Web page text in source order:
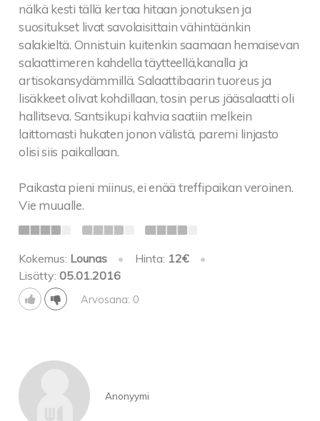
nälkä kesti tällä kertaa hitaan jonotuksen ja
suositukset livat savolaisittain vähintäänkin
salakieltä. Onnistuin kuitenkin saamaan hemaisevan
salaattimeren kahdella täytteellä,kanalla ja
artisokansydämmillä. Salaattibaarin tuoreus ja
lisäkkeet olivat kohdillaan, tosin perus jääsalaatti oli
hallitseva. Santsikupi kahvia saatiin melkein
laittomasti hukaten jonon välistä, paremi linjasto
olisi siis paikallaan.
Paikasta pieni miinus, ei enää treffipaikan veroinen.
Vie muualle.
Kokemus: Lounas • Hinta: 12€
•
Lisätty:05.01.2016
Arvosana: 0
Anonyymi